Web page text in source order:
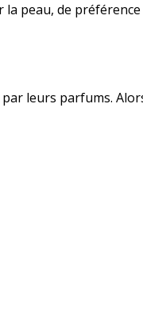
peau, de
leurs parfums.